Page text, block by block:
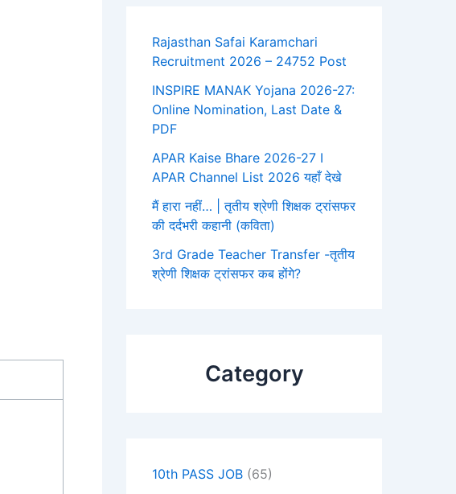
Rajasthan Safai Karamchari
Recruitment 2026 – 24752 Post
INSPIRE MANAK Yojana 2026-27:
Online Nomination, Last Date &
PDF
APAR Kaise Bhare 2026-27 I
APAR Channel List 2026 यहाँ देखे
मैं हारा नहीं… | तृतीय श्रेणी शिक्षक ट्रांसफर
की दर्दभरी कहानी (कविता)
3rd Grade Teacher Transfer -तृतीय
श्रेणी शिक्षक ट्रांसफर कब होंगे?
Category
10th PASS JOB (65)